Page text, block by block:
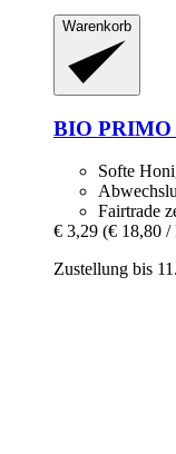
Warenkorb
BIO PRIMO
Softe
Fairtrade
€ 3,29 (€ 18,80 /
Zustellung bis